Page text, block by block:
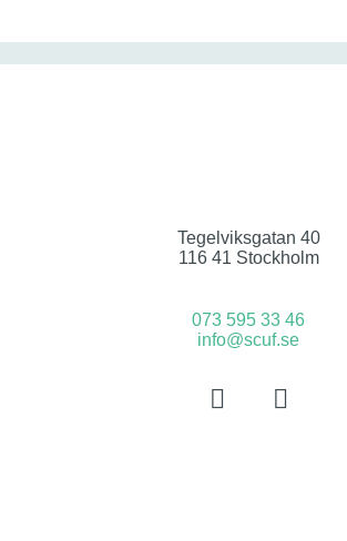
Tegelviksgatan 40
116 41 Stockholm
073 595 33 46
info@scuf.se